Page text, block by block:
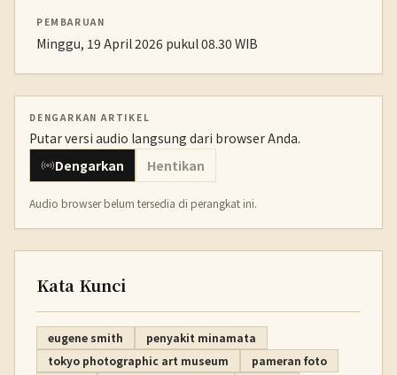
PEMBARUAN
Minggu, 19 April 2026 pukul 08.30 WIB
DENGARKAN ARTIKEL
Putar versi audio langsung dari browser Anda.
Dengarkan
Hentikan
Audio browser belum tersedia di perangkat ini.
Kata Kunci
eugene smith
penyakit minamata
tokyo photographic art museum
pameran foto